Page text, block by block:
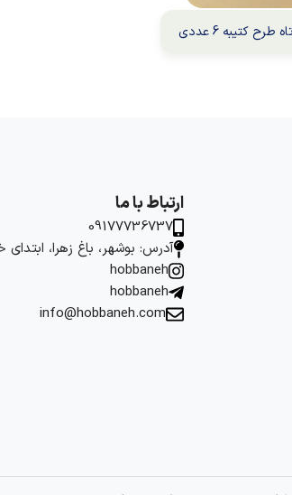
طرح کتیبه 6 عددی
ارتباط با ما
09177736737
آدرس: بوشهر، باغ زهرا،
hobbaneh
hobbaneh
info@hobbaneh.com